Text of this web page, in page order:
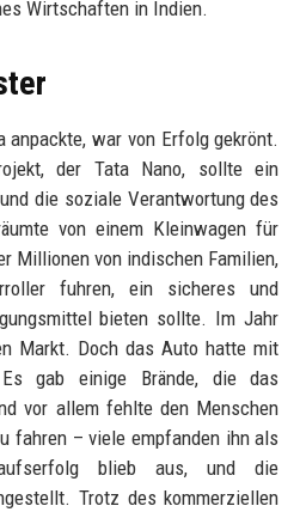
Wirtschaften in Indien.
anpackte, war von Erfolg gekrönt.
der Tata Nano, sollte ein
die soziale Verantwortung des
von einem Kleinwagen für
Millionen von indischen Familien,
fuhren, ein sicheres und
bieten sollte. Im Jahr
Markt. Doch das Auto hatte mit
gab einige Brände, die das
vor allem fehlte den Menschen
fahren – viele empfanden ihn als
blieb aus, und die
Trotz des kommerziellen